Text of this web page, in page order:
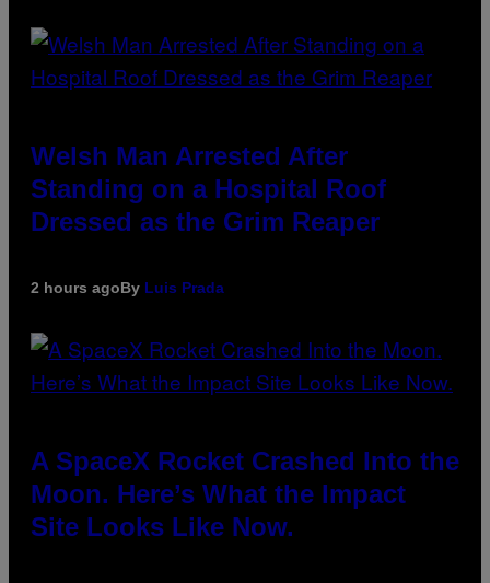
Welsh Man Arrested After
Standing on a Hospital Roof
Dressed as the Grim Reaper
2 hours agoBy Luis Prada
A SpaceX Rocket Crashed Into the
Moon. Here’s What the Impact
Site Looks Like Now.